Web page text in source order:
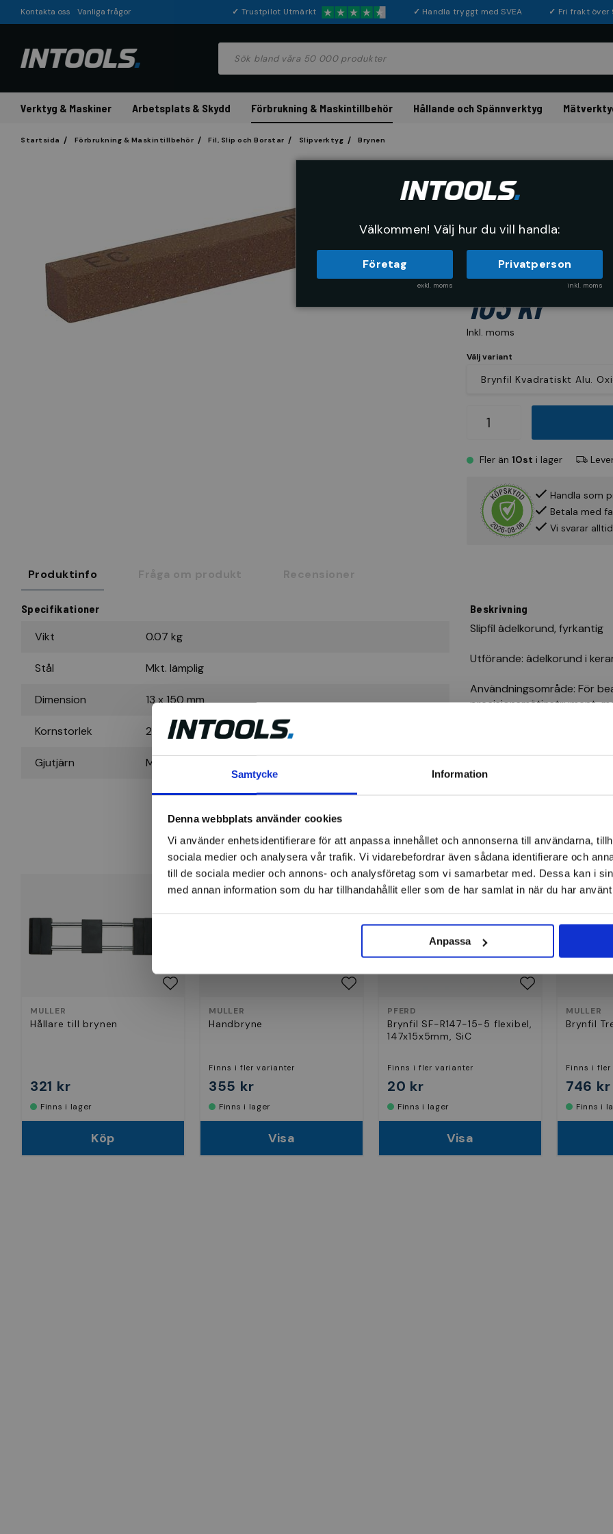
Samtycke Information
Denna webbplats använder cookies
Vi använder enhetsidentifierare för att anpassa innehållet och annonserna till användarna,
sociala medier och analysera vår trafik. Vi vidarebefordrar även sådana identifierare och
till de sociala medier och annons- och analysföretag som vi samarbetar med. Dessa kan i
med annan information som du har tillhandahållit eller som de har samlat in när du har
Anpassa
Kontakta oss Vanliga frågor ✓ Trustpilot Utmärkt ✓ Handla tryggt med SVEA ✓ Fri frakt över
Verktyg & Maskiner Arbetsplats & Skydd Förbrukning & Maskintillbehör Hållande och Spännverktyg
Startsida Förbrukning & Maskintillbehör Fil, Slip och Borstar Slipverktyg Brynen
Brynfil
Artikelnr:85460055
Inkl. moms
103 kr
Välj variant
Fler än 10st i lager
Handla som
Betala med
Vi svarar
Produktinfo Fråga om produkt Recensioner
Specifikationer
Vikt 0.07 kg
Stål Mkt. lämplig
Dimension 13 x 150 mm
Kornstorlek 220 (medium)
Gjutjärn Mkt. lämplig
Beskrivning
Slipfil ädelkorund, fyrkantig
Utförande: ädelkorund i
Användningsområde: För
precisionsmätinstrument,
MÃœLLER slipfil 4-sidig,
Brynen
MULLER
Hållare till brynen
321 kr
Finns i lager
Köp
MULLER
Handbryne
Finns i fler varianter
355 kr
Finns i lager
Visa
PFERD
Brynfil SF-R147-15-5 flexibel,
147x15x5mm, SiC
Finns i fler varianter
20 kr
Finns i lager
Visa
MULLER
Brynfil
Finns i
746 kr
Finns i
Välkommen! Välj hur du vill handla:
Företag
exkl. moms
Privatperson
inkl. moms